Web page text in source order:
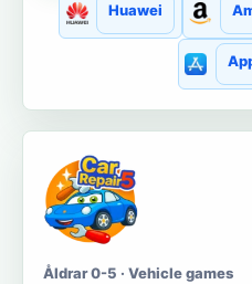
Huawei
Åldrar 0-5 · Vehicle games